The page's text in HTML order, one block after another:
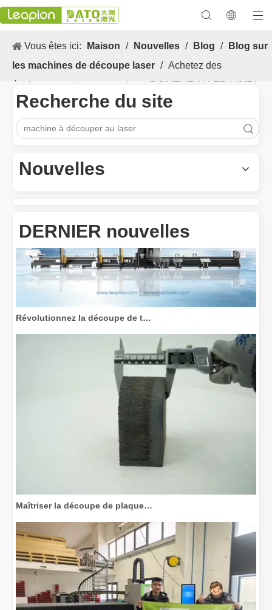
Vous êtes ici: Maison / Nouvelles / Blog /
Blog sur
les machines de découpe laser / Achetez des
équipements de coupe au laser DOIVENT ALLER-VOIR!
Recherche du site
Nouvelles
DERNIER nouvelles
Les Application et les caractéristiques exceptionnelles des machines de marquage laser